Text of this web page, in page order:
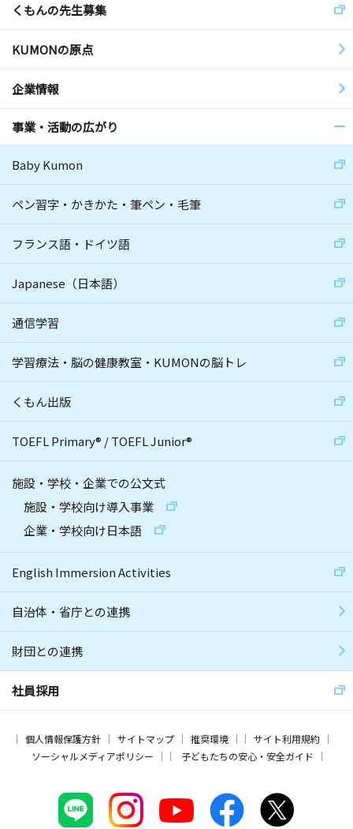
くもんの先生募集
KUMONの原点
企業情報
事業・活動の広がり
Baby Kumon
ペン習字・かきかた・筆ペン・毛筆
フランス語・ドイツ語
Japanese（日本語）
通信学習
学習療法・脳の健康教室・KUMONの脳トレ
くもん出版
TOEFL Primary® /TOEFL Junior®
施設・学校・企業での公文式
施設・学校向け導入事業
企業・学校向け日本語
English Immersion Activities
自治体・省庁との連携
財団との連携
社員採用
個人情報保護方針 サイトマップ 推奨環境
サイト利用規約
ソーシャルメディアポリシー
子どもたちの安心・安全ガイド